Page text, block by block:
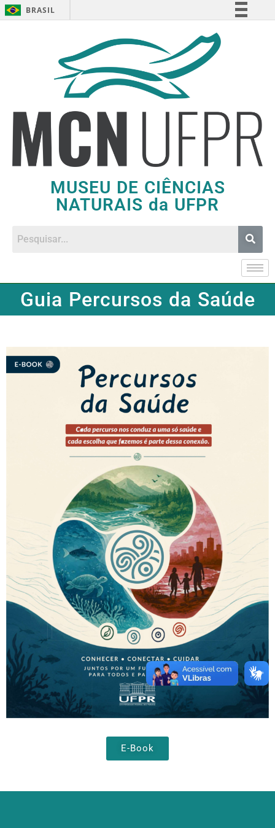
BRASIL
Comunica BR
Participe
Acesso à informação
MUSEU DE CIÊNCIAS
NATURAIS da UFPR
Guia Percursos da Saúde
E-Book